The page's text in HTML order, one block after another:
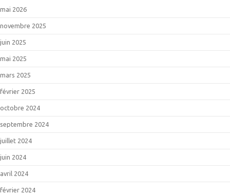
mai 2026
novembre 2025
juin 2025
mai 2025
mars 2025
février 2025
octobre 2024
septembre 2024
juillet 2024
juin 2024
avril 2024
février 2024